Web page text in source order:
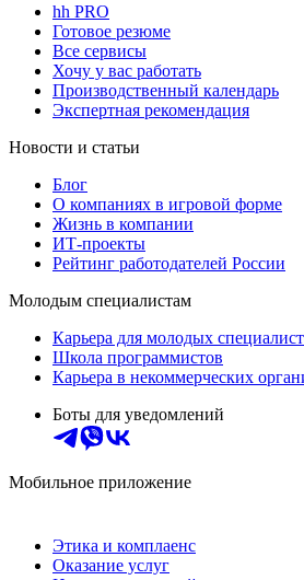
hh PRO
Готовое резюме
Все сервисы
Хочу у вас работать
Производственный календарь
Экспертная рекомендация
Новости и статьи
Блог
О компаниях в игровой форме
Жизнь в компании
ИТ-проекты
Рейтинг работодателей России
Молодым специалистам
Карьера для молодых
Школа программистов
Карьера в некоммерческих
Боты для уведомлений
Мобильное приложение
Этика и комплаенс
Оказание услуг